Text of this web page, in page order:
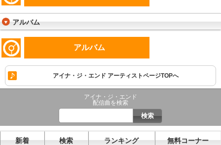
アルバム
アルバム
アイナ・ジ・エンド アーティストページTOPへ
アイナ・ジ・エンド
配信曲を検索
新着 検索 ランキング 無料コーナー